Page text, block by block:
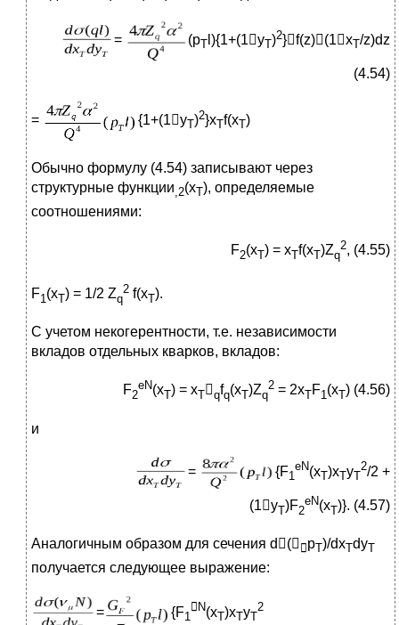
= (pT l){1+(1yT)2}f(z)(1xT/z)dz
(4.54)
= {1+(1yT)2}xTf(xT)
Обычно формулу (4.54) записывают через
структурные функции,2(xT), определяемые
соотношениями:
F2(xT) = xTf(xT)Zq
2, (4.55)
F1 (xT) = 1/2 Zq
2 f(xT).
С учетом некогерентности, т.е. независимости
вкладов отдельных кварков, вкладов:
F2
eN(xT) = xTqfq(xT)Zq
2 = 2xTF1 (xT) (4.56)
и
= {F1
eN(xT)xTyT
2/2 +
(1yT)F2
eN(xT)}. (4.57)
Аналогичным образом для сечения d(  pT)/dx­TdyT
получается следующее выражение:
= {F1
 N(xT)xTyT
2